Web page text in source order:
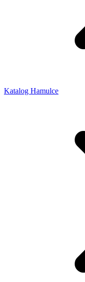
Katalog Hamulce